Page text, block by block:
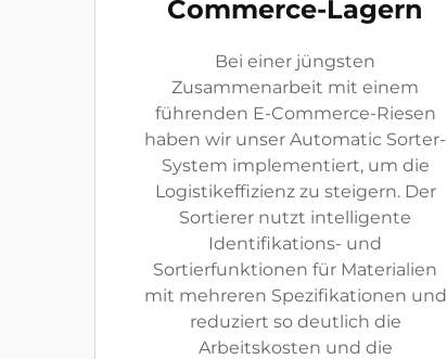
Commerce-Lagern
Bei einer jüngsten
Zusammenarbeit mit einem
führenden E-Commerce-Riesen
haben wir unser Automatic Sorter-
System implementiert, um die
Logistikeffizienz zu steigern. Der
Sortierer nutzt intelligente
Identifikations- und
Sortierfunktionen für Materialien
mit mehreren Spezifikationen und
reduziert so deutlich die
Arbeitskosten und die